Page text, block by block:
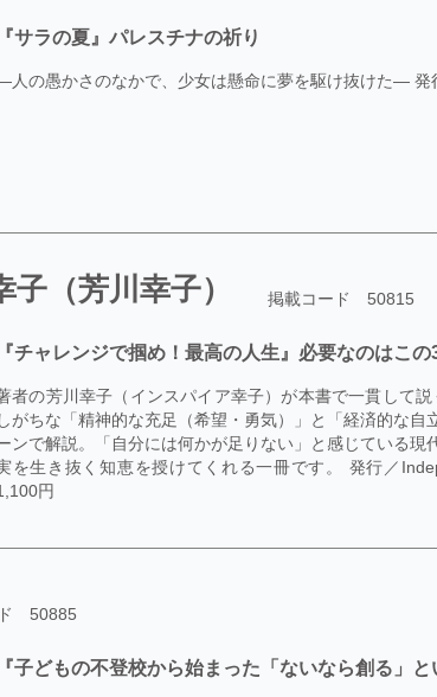
『サラの夏』パレスチナの祈り
人の愚かさのなかで、少女は懸命に夢を駆け抜けた—
（芳川幸子） 掲載コード 50815
『チャレンジで掴め！最高の人生』必要なのは
者の芳川幸子（インスパイア幸子）が本書で一貫して
しがちな「精神的な充足（希望・勇気）」と「経済的な
ンで解説。「自分には何かが足りない」と感じている
を生き抜く知恵を授けてくれる一冊です。 発行／
円
50885
『子どもの不登校から始まった「ないなら創る」と